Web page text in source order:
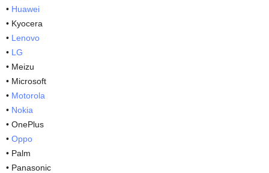
• Huawei
• Kyocera
• Lenovo
• LG
• Meizu
• Microsoft
• Motorola
• Nokia
• OnePlus
• Oppo
• Palm
• Panasonic